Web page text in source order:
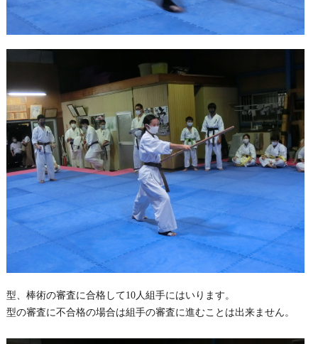
型、棒術の審査に合格して10人組手にはいります。
型の審査に不合格の場合は組手の審査に進むことは出来ません。